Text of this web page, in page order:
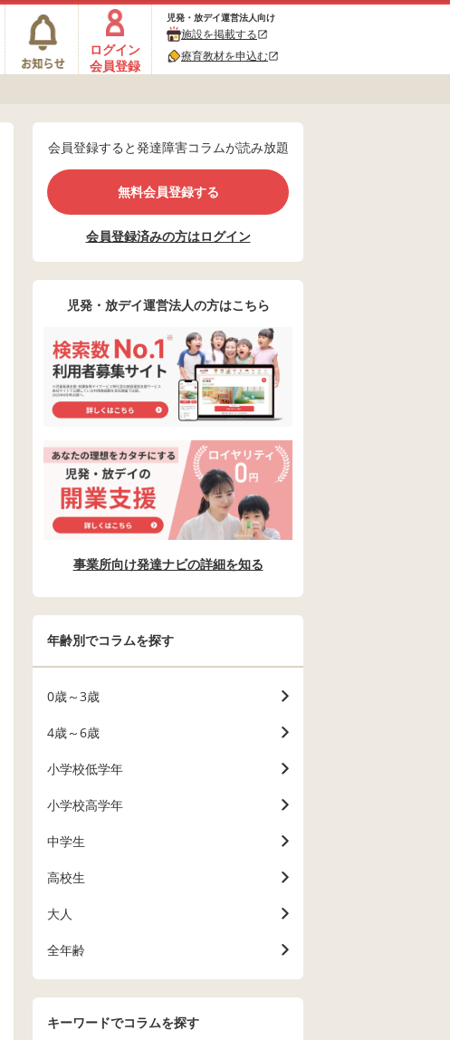
ログイン
会員登録
児発・放デイ運営法人向け
施設を掲載する
療育教材を申込む
会員登録すると発達障害コラムが読み放題
無料会員登録する
会員登録済みの方はログイン
児発・放デイ運営法人の方はこちら
事業所向け発達ナビの詳細を知る
年齢別でコラムを探す
0歳～3歳
4歳～6歳
小学校低学年
小学校高学年
中学生
高校生
大人
全年齢
キーワードでコラムを探す